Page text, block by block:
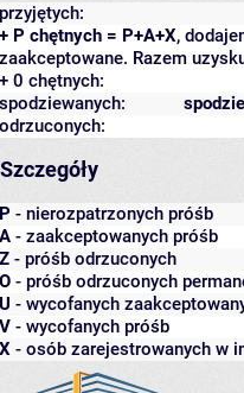
przyjętych:
+ P chętnych = P+A+X,
zaakceptowane. Razem
+ 0 chętnych:
spodziewanych:
odrzuconych:
Szczegóły
P - nierozpatrzonych próśb
A - zaakceptowanych próśb
Z - próśb odrzuconych
O - próśb odrzuconych
U - wycofanych
V - wycofanych próśb
X - osób zarejestrowanych w